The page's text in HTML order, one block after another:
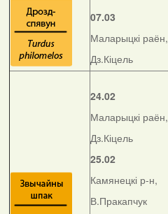
07.03
Маларыцкі раён,
Дз.Кіцель
24.02
Маларыцкі раён,
Дз.Кіцель
25.02
Камянецкі р-н,
В.Пракапчук